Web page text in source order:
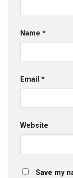
Name *
Email *
Website
Save my